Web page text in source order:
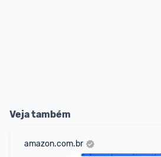
Veja também
amazon.com.br